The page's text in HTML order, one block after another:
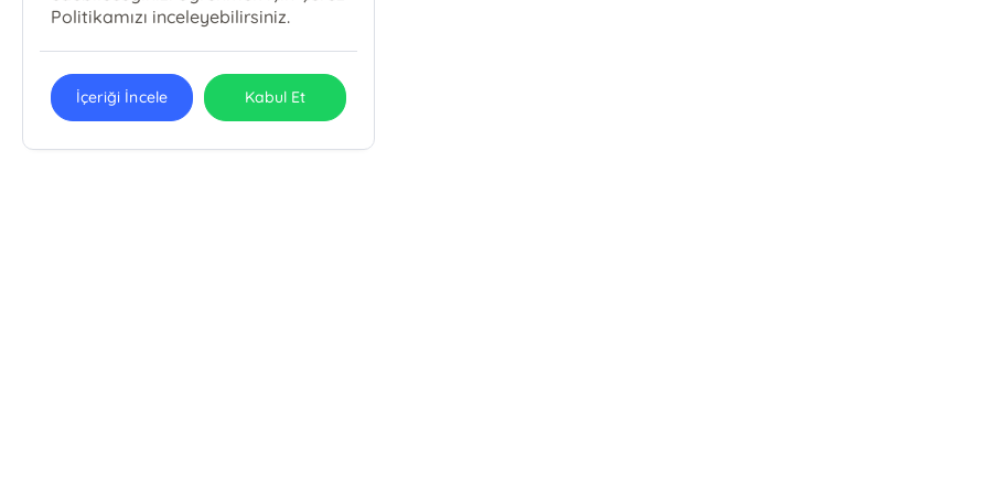
Politikamızı inceleyebilirsiniz.
İçeriği İncele Kabul Et